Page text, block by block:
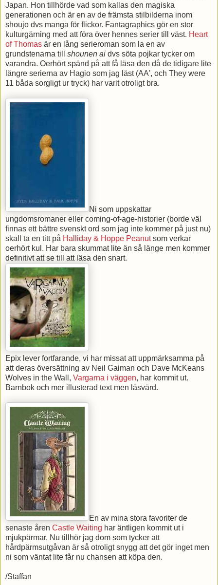
Japan. Hon tillhörde vad som kallas den magiska
generationen och är en av de främsta stilbilderna inom
shoujo dvs manga för flickor. Fantagraphics gör en stor
kulturgärning med att föra över hennes serier till väst. Heart
of Thomas är en lång serieroman som la en av
grundstenarna till shounen ai dvs söta pojkar tycker om
varandra. Oerhört spänd på att få läsa den då de tidigare lite
längre serierna av Hagio som jag läst (AA', och They were
11 båda sorgligt ur tryck) har varit otroligt bra.
Ni som uppskattar
ungdomsromaner eller coming-of-age-historier (borde väl
finnas ett bättre svenskt ord som jag inte kommer på just nu)
skall ta en titt på Halliday & Hoppe Peanutsom verkar
oerhört kul. Har bara skummat lite än så länge men kommer
definitivt att se till att läsa den snart.
Epix lever fortfarande, vi har missat att uppmärksamma på
att deras översättning av Neil Gaiman och Dave McKeans
Wolves in the Wall, Vargarna i väggen, har kommit ut.
Barnbok och mer illusterad text men läsvärd.
En av mina stora favoriter de
senaste åren Castle Waiting har äntligen kommit ut i
mjukpärmar. Nu tillhör jag dom som tycker att
hårdpärmsutgåvan är så otroligt snygg att det gör inget men
ni som väntat lite får nu chansen att köpa den.
/Staffan